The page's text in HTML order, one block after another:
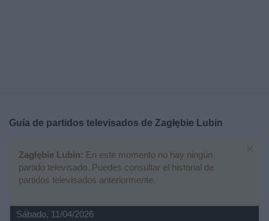
Guía de partidos televisados de Zagłębie Lubin
Zagłębie Lubin: En este momento no hay ningún
partido televisado. Puedes consultar el historial de
partidos televisados anteriormente.
Sábado, 11/04/2026
Noticias
Widget